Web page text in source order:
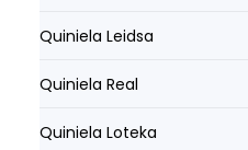
Quiniela Leidsa
Quiniela Real
Quiniela Loteka